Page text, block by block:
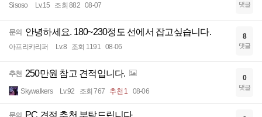
Sisoso Lv.15 조회 882 08-07 댓글
문의 안녕하세요. 180~230정도 선에서 잡고싶습니다.
아프리카리퍼 Lv.8 조회 1191 08-06
8
댓글
추천 250만원 참고 견적입니다.
Skywalkers Lv.92 조회 767 추천 1 08-06
0
댓글